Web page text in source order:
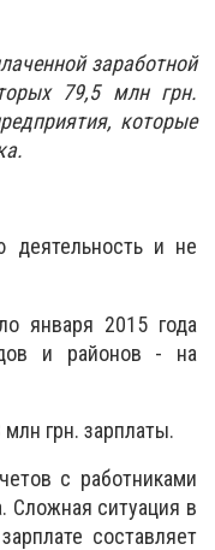
заработной
79,5 млн грн.
которые
деятельность и не
января 2015 года
и районов - на
грн. зарплаты.
с работниками
Сложная ситуация в
составляет